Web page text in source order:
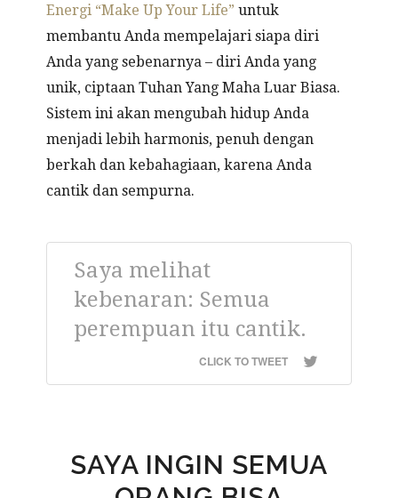
Energi “Make Up Your Life” untuk
membantu Anda mempelajari siapa diri
Anda yang sebenarnya – diri Anda yang
unik, ciptaan Tuhan Yang Maha Luar Biasa.
Sistem ini akan mengubah hidup Anda
menjadi lebih harmonis, penuh dengan
berkah dan kebahagiaan, karena Anda
cantik dan sempurna.
Saya melihat
kebenaran: Semua
perempuan itu cantik.
CLICK TO TWEET
SAYA INGIN SEMUA